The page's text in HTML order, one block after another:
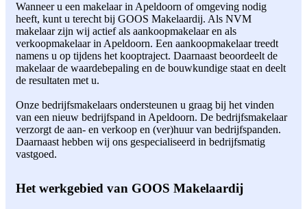
Wanneer u een makelaar in Apeldoorn of omgeving nodig
heeft, kunt u terecht bij GOOS Makelaardij. Als NVM
makelaar zijn wij actief als aankoopmakelaar en als
verkoopmakelaar in Apeldoorn. Een aankoopmakelaar treedt
namens u op tijdens het kooptraject. Daarnaast beoordeelt de
makelaar de waardebepaling en de bouwkundige staat en deelt
de resultaten met u.
Onze bedrijfsmakelaars ondersteunen u graag bij het vinden
van een nieuw bedrijfspand in Apeldoorn. De bedrijfsmakelaar
verzorgt de aan- en verkoop en (ver)huur van bedrijfspanden.
Daarnaast hebben wij ons gespecialiseerd in bedrijfsmatig
vastgoed.
Het werkgebied van GOOS Makelaardij